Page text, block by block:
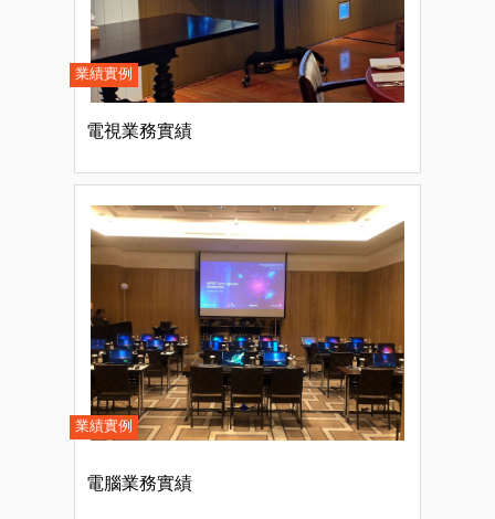
業績實例
電視業務實績
業績實例
電腦業務實績